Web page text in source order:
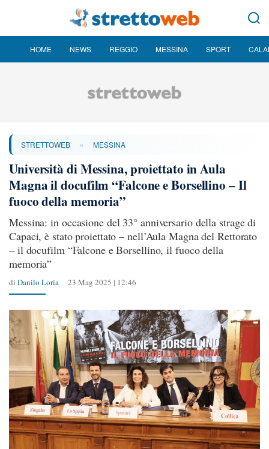
HOME NEWS REGGIO MESSINA SPORT
STRETTOWEB » MESSINA
Università di Messina, proiettato in Aula
Magna il docufilm “Falcone e Borsellino – Il
fuoco della memoria”
Messina: in occasione del 33° anniversario della strage di
Capaci, è stato proiettato – nell’Aula Magna del Rettorato
– il docufilm “Falcone e Borsellino, il fuoco della
memoria”
di Danilo Loria 23 Mag 2025 | 12:46